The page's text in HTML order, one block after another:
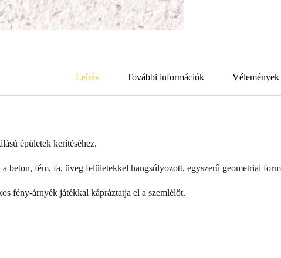
Leírás További információk Vélemények
épületek kerítéséhez.
beton, fém, fa, üveg felületekkel hangsúlyozott, egyszerű geometriai
fény-árnyék játékkal kápráztatja el a szemlélőt.